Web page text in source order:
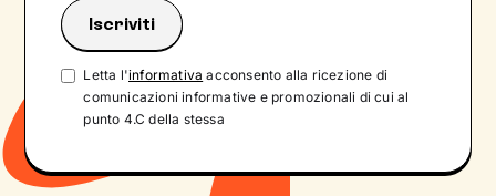
Letta l'informativa acconsento alla ricezione di
comunicazioni informative e promozionali di cui al
punto 4.C della stessa